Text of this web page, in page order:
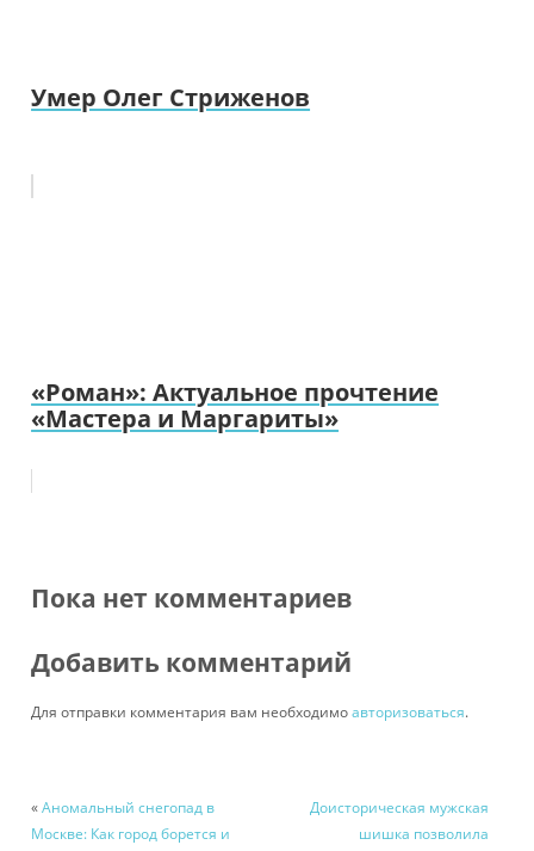
Умер Олег Стриженов
«Роман»: Актуальное прочтение
«Мастера и Маргариты»
Пока нет комментариев
Добавить комментарий
Для отправки комментария вам необходимоавторизоваться.
«Аномальный снегопад в
Москве: Как город борется и
Доисторическая мужская
шишка позволила